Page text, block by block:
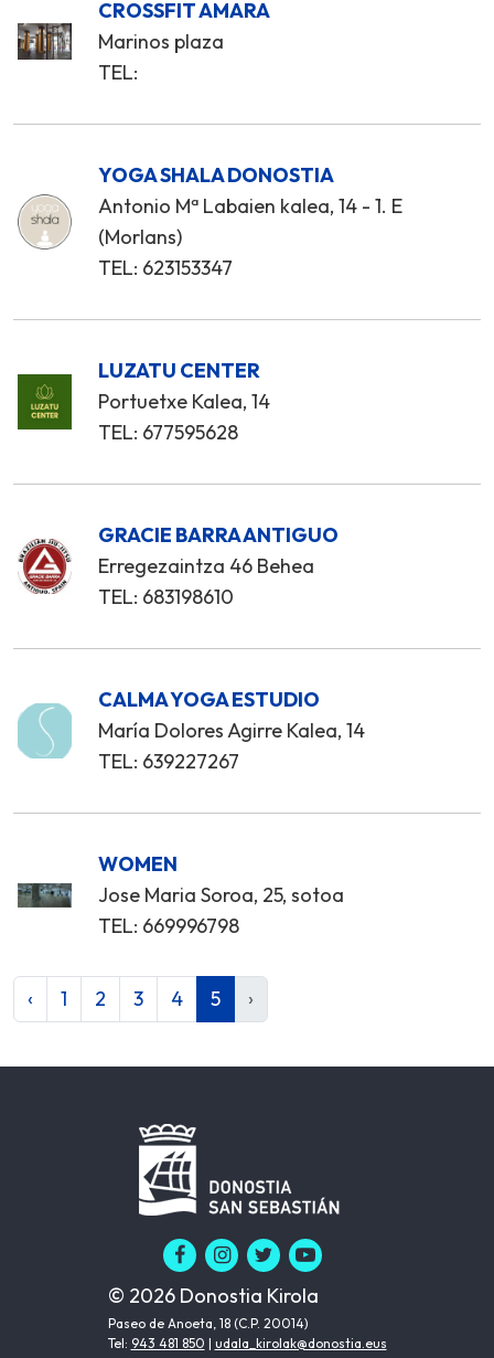
CROSSFIT AMARA
Marinos plaza
TEL:
YOGA SHALA DONOSTIA
Antonio Mª Labaien kalea, 14 - 1. E
(Morlans)
TEL: 623153347
LUZATU CENTER
Portuetxe Kalea, 14
TEL: 677595628
GRACIE BARRA ANTIGUO
Erregezaintza 46 Behea
TEL: 683198610
CALMA YOGA ESTUDIO
María Dolores Agirre Kalea, 14
TEL: 639227267
WOMEN
Jose Maria Soroa, 25, sotoa
TEL: 669996798
‹ 1 2 3 4 5 ›
© 2026 Donostia Kirola
Paseo de Anoeta, 18 (C.P. 20014)
Tel: 943 481 850 | udala_kirolak@donostia.eus